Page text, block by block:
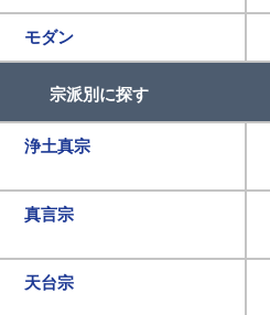
モダン
宗派別に探す
浄土真宗
真言宗
天台宗